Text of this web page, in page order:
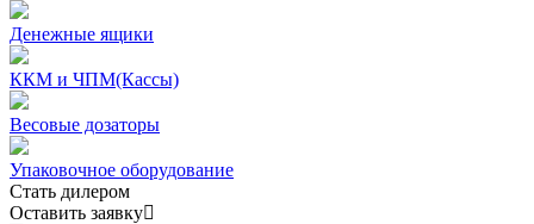
Денежные ящики
ККМ и ЧПМ(Кассы)
Весовые дозаторы
Упаковочное оборудование
Стать дилером
Оставить заявку